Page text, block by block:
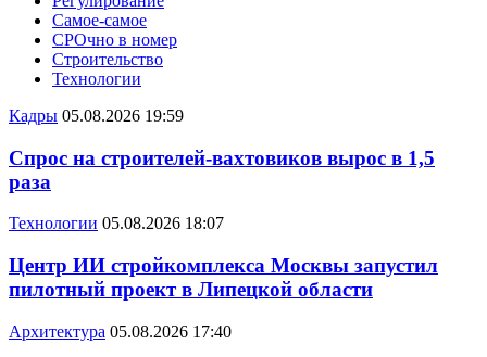
Самое-самое
СРОчно в номер
Строительство
Технологии
Кадры 05.08.2026 19:59
Спрос на строителей-вахтовиков вырос в 1,5
раза
Технологии 05.08.2026 18:07
Центр ИИ стройкомплекса Москвы запустил
пилотный проект в Липецкой области
Архитектура 05.08.2026 17:40